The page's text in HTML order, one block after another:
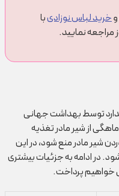
خرید لباس نوزادیبا
مراجعه نمایید.
توسط بهداشت جهانی
تدوین شده است‌، نوزادان باید تا حداقل ۶ ماهگی از شیر مادر تغذیه
شیر مادر منع شود، در این
در ادامه به جزئیات بیشتری